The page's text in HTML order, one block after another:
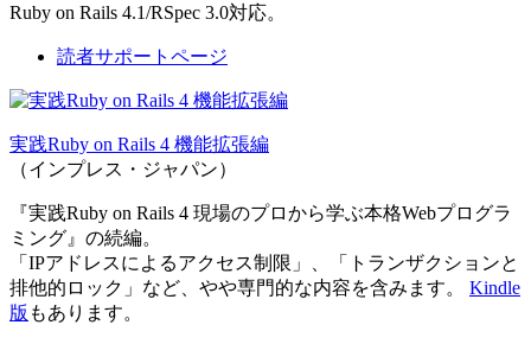
Ruby on Rails 4.1/RSpec 3.0対応。
読者サポートページ
実践Ruby on Rails 4 機能拡張編
（インプレス・ジャパン）
『実践Ruby on Rails 4 現場のプロから学ぶ本格Webプログラ
ミング』の続編。
「IPアドレスによるアクセス制限」、「トランザクションと
排他的ロック」など、やや専門的な内容を含みます。 Kindle
版 もあります。